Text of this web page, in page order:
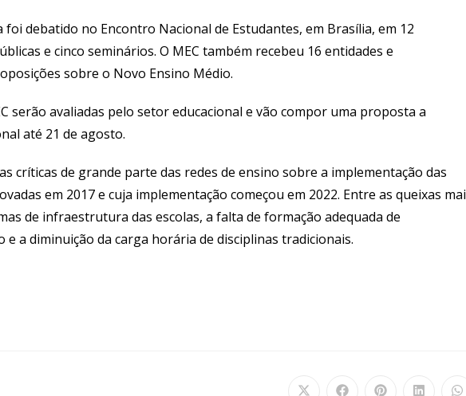
debatido no Encontro Nacional de Estudantes, em Brasília, em 12
e cinco seminários. O MEC também recebeu 16 entidades e
sobre o Novo Ensino Médio.
serão avaliadas pelo setor educacional e vão compor uma proposta a
até 21 de agosto.
críticas de grande parte das redes de ensino sobre a implementação das
em 2017 e cuja implementação começou em 2022. Entre as queixas
de infraestrutura das escolas, a falta de formação adequada de
a diminuição da carga horária de disciplinas tradicionais.